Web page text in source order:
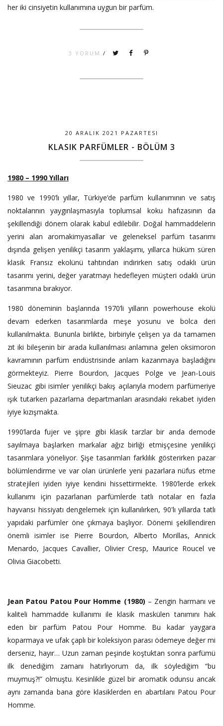
her iki cinsiyetin kullanımına uygun bir parfüm.
3 YORUM /
20 ARALIK 2021 PAZARTESI
KLASIK PARFÜMLER - BÖLÜM 3
1980 – 1990 Yılları
1980 ve 1990’lı yıllar, Türkiye’de parfüm kullanımının ve satış
noktalarının yaygınlaşmasıyla toplumsal koku hafızasının da
şekillendiği dönem olarak kabul edilebilir. Doğal hammaddelerin
yerini alan aromakimyasallar ve geleneksel parfüm tasarımı
dışında gelişen yenilikçi tasarım yaklaşımı, yıllarca hüküm süren
klasik Fransız ekolünü tahtından indirirken satış odaklı ürün
tasarımı yerini, değer yaratmayı hedefleyen müşteri odaklı ürün
tasarımına bırakıyor.
1980 döneminin başlarında 1970’li yılların powerhouse ekolü
devam ederken tasarımlarda meşe yosunu ve bolca deri
kullanılmakta. Bununla birlikte, birbiriyle çelişen ya da tamamen
zıt iki bileşenin bir arada kullanılması anlamına gelen oksimoron
kavramının parfüm endüstrisinde anlam kazanmaya başladığını
görmekteyiz. Pierre Bourdon, Jacques Polge ve Jean-Louis
Sieuzac gibi isimler yenilikçi bakış açılarıyla modern parfümeriye
ışık tutarken pazarlama departmanları arasındaki rekabet iyiden
iyiye kızışmakta.
1990’larda fujer ve şipre gibi klasik tarzlar bir anda demode
sayılmaya başlarken markalar ağız birliği etmişçesine yenilikçi
tasarımlara yöneliyor. Şişe tasarımları farklılık gösterirken pazar
bölümlendirme ve var olan ürünlerle yeni pazarlara nüfus etme
stratejileri iyiden iyiye kendini hissettirmekte. 1980’lerde erkek
kullanımı için pazarlanan parfümlerde tatlı notalar en fazla
hayvansı hissiyatı dengelemek için kullanılırken, 90'lı yıllarda tatlı
yapıdaki parfümler öne çıkmaya başlıyor. Dönemi şekillendiren
önemli isimler ise Pierre Bourdon, Alberto Morillas, Annick
Menardo, Jacques Cavallier, Olivier Cresp, Maurice Roucel ve
Olivia Giacobetti.
Jean Patou Patou Pour Homme (1980) – Zengin harmanı ve
kaliteli hammadde kullanımı ile klasik maskülen tanımını hak
eden bir parfüm Patou Pour Homme. Bu kadar yaygara
koparmaya ve ufak çaplı bir koleksiyon parası ödemeye değer mi
derseniz, hayır… Uzun zaman peşinde koştuktan sonra parfümü
ilk denediğim zamanı hatırlıyorum da, ilk söylediğim “bu
muymuş?!” olmuştu. Kesinlikle güzel bir aromatik odunsu ancak
aynı zamanda bana göre klasiklerden en abartılanı Patou Pour
Homme.